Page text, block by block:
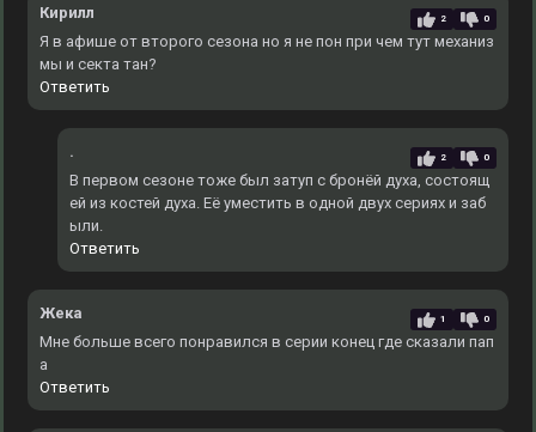
Кирилл 2 0
Я в афише от второго сезона но я не пон при чем тут механиз
мы и секта тан?
Ответить
. 2 0
В первом сезоне тоже был затуп с бронёй духа, состоящ
ей из костей духа. Еë уместить в одной двух сериях и заб
ыли.
Ответить
Жека 1 0
Мне больше всего понравился в серии конец где сказали пап
а
Ответить